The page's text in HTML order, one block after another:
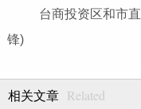
台商投资区和市直
锋)
相关文章 Related